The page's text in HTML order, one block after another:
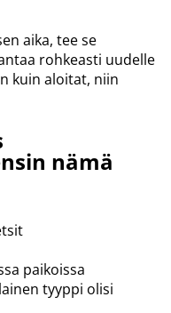
aika, tee se
rohkeasti uudelle
kuin aloitat, niin
nämä
paikoissa
tyyppi olisi